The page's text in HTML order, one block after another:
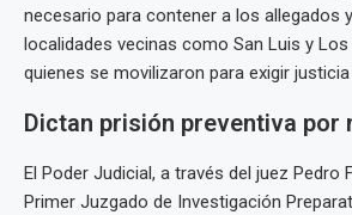
necesario para contener a los allegados
localidades vecinas como San Luis y
quienes se movilizaron para exigir
Dictan prisión preventiva por
El Poder Judicial, a través del juez Pedro
Primer Juzgado de Investigación